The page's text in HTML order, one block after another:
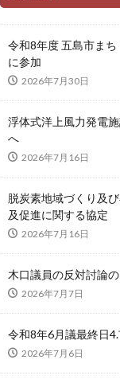
令和8年度 五島市ま
に参加
2026年7月30日
浮体式洋上風力発電
へ
2026年7月16日
脱炭素地域づくり及
及促進に関する協定
2026年7月16日
木口議員の反対討論
2026年7月7日
令和8年6月議最終日
2026年7月6日